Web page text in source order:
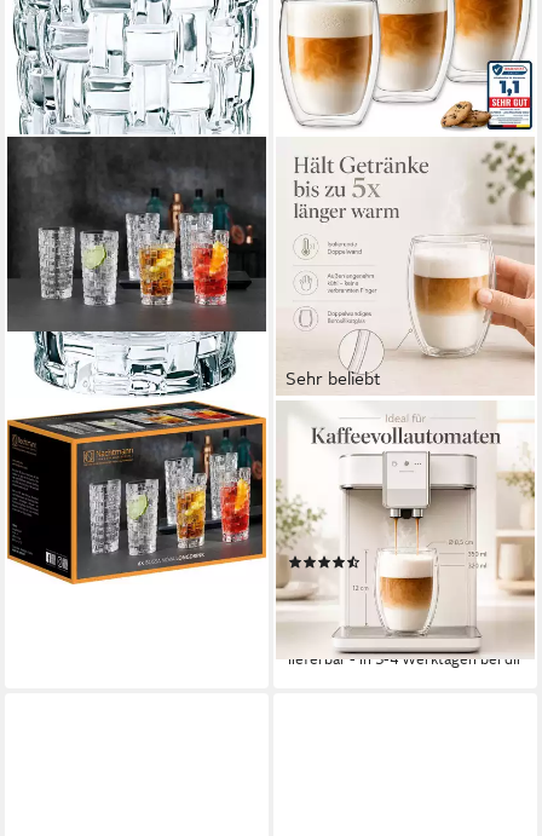
NACHTMANN
Longdrinkglas Bossa Nova, 6-
tlg., Kristallglas, Made in
Germany, 520 ml, 6-teilig
ab 45,00 €
lieferbar - in 3-4 Werktagen bei dir
Sehr beliebt
LAPRESO
Latte-Macchiato-Glas
Doppelwandig, Thermogläser
Kaffeegläser Set 350 & 450
ml, 6-tlg., Borosilikatglas, 6er
Set
(49)
ab 29,90 € UVP42,90 €
(4,98 €/ 1 Stk)
lieferbar - in 3-4 Werktagen bei dir